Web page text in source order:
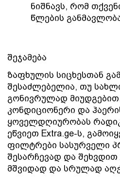
ნიშნავს, რომ
წლების
შეჯამება
ზაფხულის სიცხესთან
შესაძლებელია, თუ
გონივრულად
კონდიციონერი და
ყოველდღიურობას
ეწვიეთ Extra.ge-ს,
ფილტრები სასურველი
შესარჩევად და
მშვიდად და სრულად